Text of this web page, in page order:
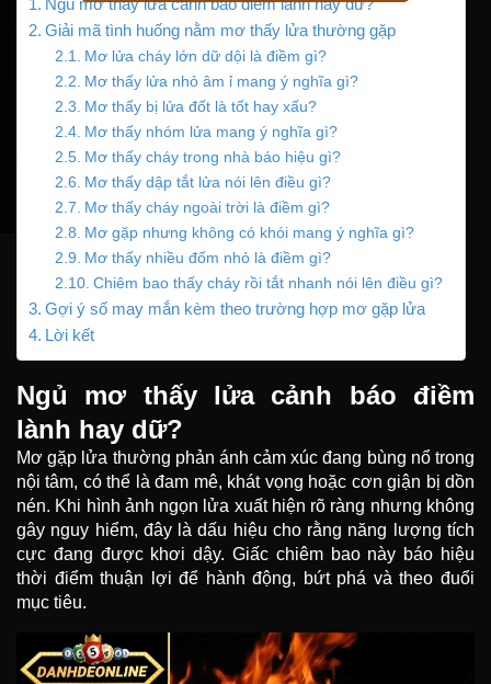
Ngủ mơ thấy lửa cảnh báo điềm lành hay dữ?
Giải mã tình huống nằm mơ thấy lửa thường gặp
Mơ lửa cháy lớn dữ dội là điềm gì?
Mơ thấy lửa nhỏ âm ỉ mang ý nghĩa gì?
Mơ thấy bị lửa đốt là tốt hay xấu?
Mơ thấy nhóm lửa mang ý nghĩa gì?
Mơ thấy cháy trong nhà báo hiệu gì?
Mơ thấy dập tắt lửa nói lên điều gì?
Mơ thấy cháy ngoài trời là điềm gì?
Mơ gặp nhưng không có khói mang ý nghĩa gì?
Mơ thấy nhiều đốm nhỏ là điềm gì?
Chiêm bao thấy cháy rồi tắt nhanh nói lên điều gì?
Gợi ý số may mắn kèm theo trường hợp mơ gặp lửa
Lời kết
Ngủ mơ thấy lửa cảnh báo điềm
lành hay dữ?
Mơ gặp lửa thường phản ánh cảm xúc đang bùng nổ trong
nội tâm, có thể là đam mê, khát vọng hoặc cơn giận bị dồn
nén. Khi hình ảnh ngọn lửa xuất hiện rõ ràng nhưng không
gây nguy hiểm, đây là dấu hiệu cho rằng năng lượng tích
cực đang được khơi dậy. Giấc chiêm bao này báo hiệu
thời điểm thuận lợi để hành động, bứt phá và theo đuổi
mục tiêu.